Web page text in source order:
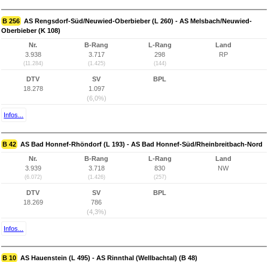
B 256 AS Rengsdorf-Süd/Neuwied-Oberbieber (L 260) - AS Melsbach/Neuwied-
Oberbieber (K 108)
Nr.
3.938
(11.284)
B-Rang
3.717
(1.425)
L-Rang
298
(144)
Land
RP
DTV
18.278
SV
1.097
(6,0%)
BPL
Infos...
B 42 AS Bad Honnef-Rhöndorf (L 193) - AS Bad Honnef-Süd/Rheinbreitbach-Nord
Nr.
3.939
(6.072)
B-Rang
3.718
(1.426)
L-Rang
830
(257)
Land
NW
DTV
18.269
SV
786
(4,3%)
BPL
Infos...
B 10 AS Hauenstein (L 495) - AS Rinnthal (Wellbachtal) (B 48)